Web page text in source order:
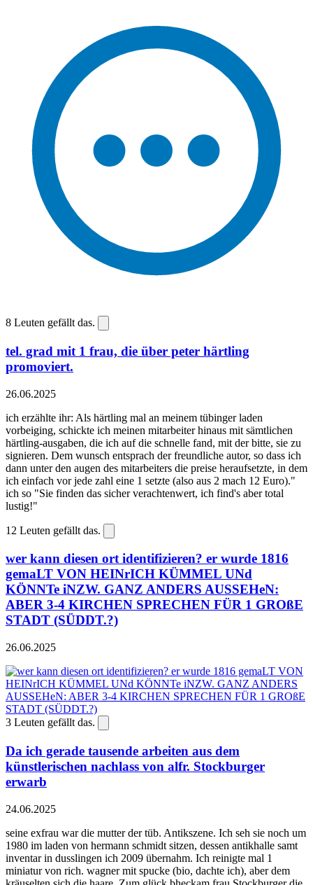
8 Leuten gefällt das.
tel. grad mit 1 frau, die über peter härtling
promoviert.
26.06.2025
ich erzählte ihr: Als härtling mal an meinem tübinger laden
vorbeiging, schickte ich meinen mitarbeiter hinaus mit sämtlichen
härtling-ausgaben, die ich auf die schnelle fand, mit der bitte, sie zu
signieren. Dem wunsch entsprach der freundliche autor, so dass ich
dann unter den augen des mitarbeiters die preise heraufsetzte, in dem
ich einfach vor jede zahl eine 1 setzte (also aus 2 mach 12 Euro)."
ich so "Sie finden das sicher verachtenwert, ich find's aber total
lustig!"
12 Leuten gefällt das.
wer kann diesen ort identifizieren? er wurde 1816
gemaLT VON HEINrICH KÜMMEL UNd
KÖNNTe iNZW. GANZ ANDERS AUSSEHeN:
ABER 3-4 KIRCHEN SPRECHEN FÜR 1 GROßE
STADT (SÜDDT.?)
26.06.2025
3 Leuten gefällt das.
Da ich gerade tausende arbeiten aus dem
künstlerischen nachlass von alfr. Stockburger
erwarb
24.06.2025
seine exfrau war die mutter der tüb. Antikszene. Ich seh sie noch um
1980 im laden von hermann schmidt sitzen, dessen antikhalle samt
inventar in dusslingen ich 2009 übernahm. Ich reinigte mal 1
miniatur von rich. wagner mit spucke (bio, dachte ich), aber dem